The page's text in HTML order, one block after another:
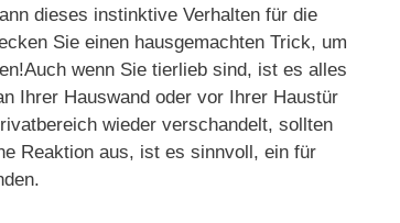
dieses instinktive Verhalten für die
Sie einen hausgemachten Trick, um
wenn Sie tierlieb sind, ist es alles
Ihrer Hauswand oder vor Ihrer Haustür
wieder verschandelt, sollten
Reaktion aus, ist es sinnvoll, ein für